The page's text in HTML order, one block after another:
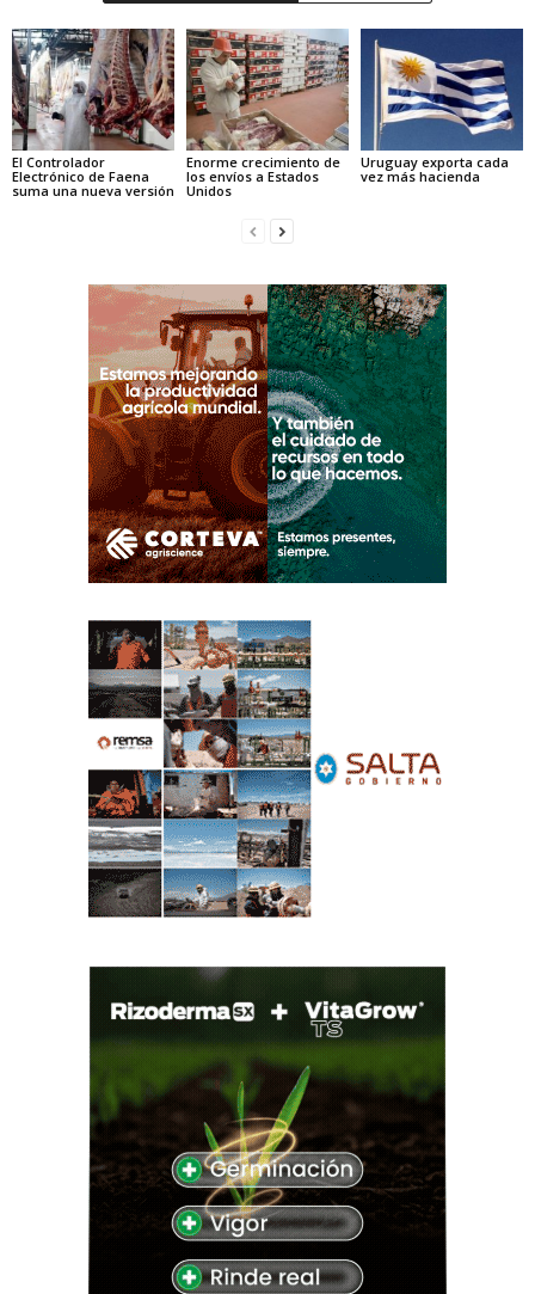
El Controlador
Electrónico de Faena
suma una nueva versión
Enorme crecimiento de
los envíos a Estados
Unidos
Uruguay exporta cada
vez más hacienda